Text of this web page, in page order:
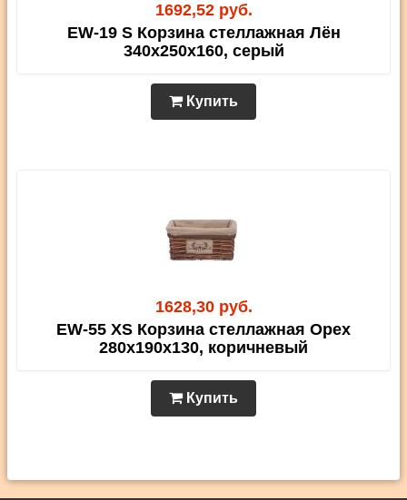
1692,52 руб.
EW-19 S Корзина стеллажная Лён
340х250х160, серый
Купить
1628,30 руб.
EW-55 XS Корзина стеллажная Орех
280х190х130, коричневый
Купить